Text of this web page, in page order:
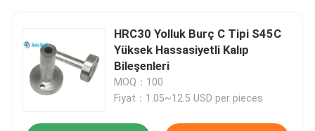
HRC30 Yolluk Burç C Tipi S45C
Yüksek Hassasiyetli Kalıp
Bileşenleri
MOQ：100
Fiyat：1.05~12.5 USD per pieces